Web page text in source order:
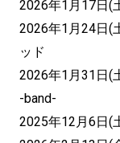
2026年1月17日(
2026年1月24日(
ッド
2026年1月31日(
-band-
2025年12月6日(